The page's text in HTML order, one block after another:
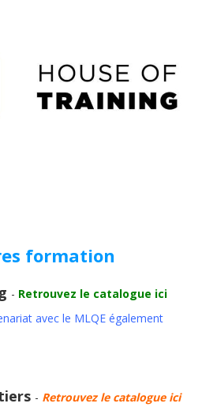
formation
- Retrouvez le catalogue ici
avec le MLQE également
- Retrouvez le catalogue ici